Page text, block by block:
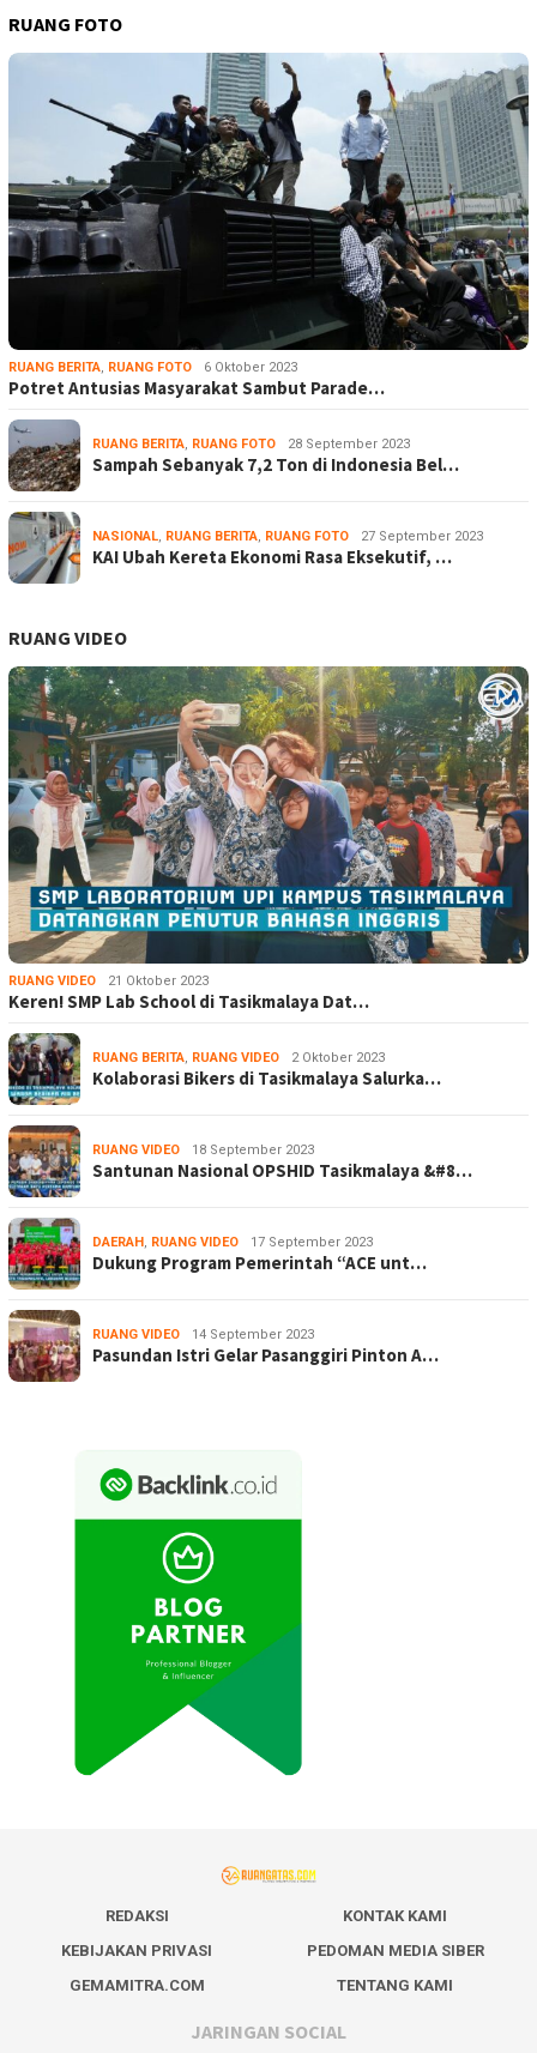
RUANG FOTO
RUANG BERITA, RUANG FOTO 6 Oktober 2023
Potret Antusias Masyarakat Sambut Parade…
RUANG BERITA, RUANG FOTO 28 September 2023
Sampah Sebanyak 7,2 Ton di Indonesia Bel…
NASIONAL, RUANG BERITA, RUANG FOTO 27 September 2023
KAI Ubah Kereta Ekonomi Rasa Eksekutif, …
RUANG VIDEO
RUANG VIDEO 21 Oktober 2023
Keren! SMP Lab School di Tasikmalaya Dat…
RUANG BERITA, RUANG VIDEO 2 Oktober 2023
Kolaborasi Bikers di Tasikmalaya Salurka…
RUANG VIDEO 18 September 2023
Santunan Nasional OPSHID Tasikmalaya &#8…
DAERAH , RUANG VIDEO 17 September 2023
Dukung Program Pemerintah “ACE unt…
RUANG VIDEO 14 September 2023
Pasundan Istri Gelar Pasanggiri Pinton A…
REDAKSI
KONTAK KAMI
KEBIJAKAN PRIVASI
PEDOMAN MEDIA SIBER
GEMAMITRA.COM
TENTANG KAMI
JARINGAN SOCIAL